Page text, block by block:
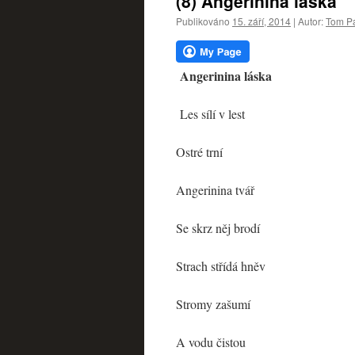
webu
Publikováno 15. září, 2014 | Autor:Tom
Angerinina láska
Les sílí v lest
Ostré trní
Angerinina tvář
Se skrz něj brodí
Strach střídá hněv
Stromy zašumí
A vodu čistou